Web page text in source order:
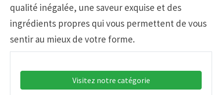
qualité inégalée, une saveur exquise et des
ingrédients propres qui vous permettent de vous
sentir au mieux de votre forme.
Visitez notre catégorie